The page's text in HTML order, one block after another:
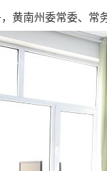
黄南州委常委、常